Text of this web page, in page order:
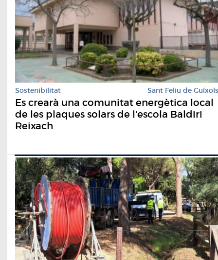
Sostenibilitat Sant Feliu de Guíxols
Es crearà una comunitat energètica local
de les plaques solars de l'escola Baldiri
Reixach